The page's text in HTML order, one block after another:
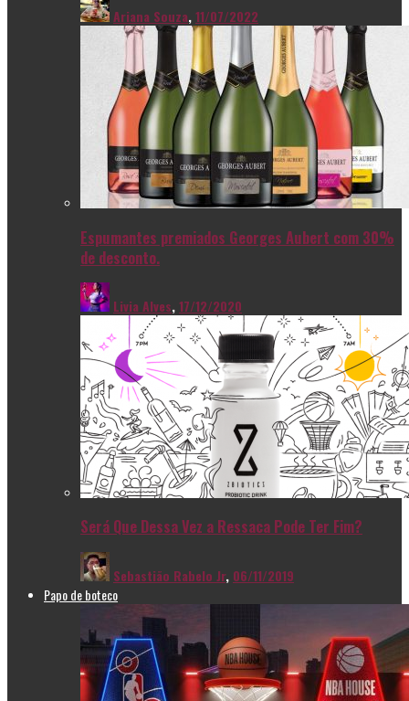
Ariana Souza,11/07/2022
Espumantes premiados Georges Aubert com 30%
de desconto.
Livia Alves,17/12/2020
Será Que Dessa Vez a Ressaca Pode Ter Fim?
Sebastião Rabelo Jr, 06/11/2019
Papo de boteco